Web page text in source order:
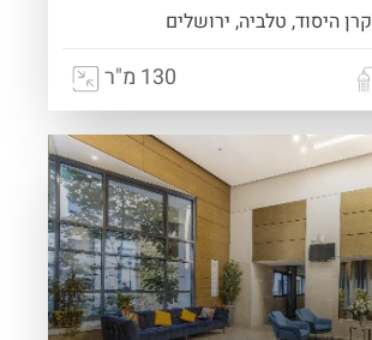
קרן היסוד, טלביה, ירושלים
130 מ"ר